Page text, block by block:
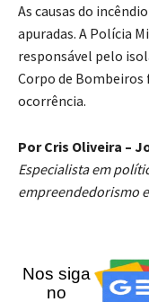
As causas do
apuradas. A Polícia
responsável pelo
Corpo de Bombeiros
ocorrência.
Por Cris Oliveira –
Especialista em
empreendedorismo
Nos siga
no